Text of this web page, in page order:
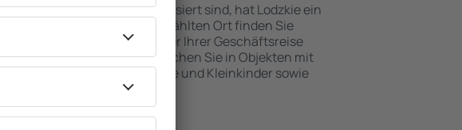
Luxusunterkünften interessiert sind, hat Lodzkie ein
für Sie. An dem ausgewählten Ort finden Sie
Sie während Ihres Urlaubs oder Ihrer Geschäftsreise
Die Unterkunft in Lodzkie buchen Sie in Objekten mit
für Behinderte, Säuglinge und Kleinkinder sowie
zusammen mit Haustieren.